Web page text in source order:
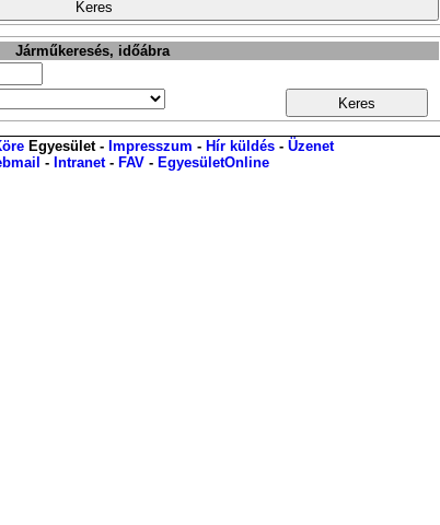
Járműkeresés, időábra
Egyesület - Impresszum - Hír küldés - Üzenet
- Intranet- FAV - EgyesületOnline